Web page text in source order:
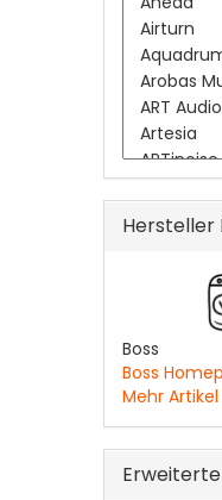
Hersteller
Boss
Boss
Mehr Artikel